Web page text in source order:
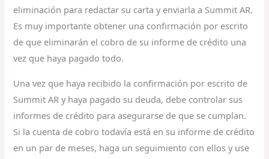
eliminación para redactar su carta y enviarla a Summit AR.
Es muy importante obtener una confirmación por escrito
de que eliminarán el cobro de su informe de crédito una
vez que haya pagado todo.
Una vez que haya recibido la confirmación por escrito de
Summit AR y haya pagado su deuda, debe controlar sus
informes de crédito para asegurarse de que se cumplan.
Si la cuenta de cobro todavía está en su informe de crédito
en un par de meses, haga un seguimiento con ellos y use